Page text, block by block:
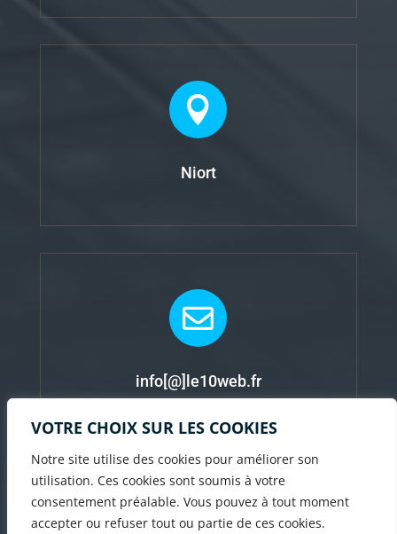
VOTRE CHOIX SUR LES COOKIES
Notre site utilise des cookies pour améliorer son
utilisation. Ces cookies sont soumis à votre
consentement préalable. Vous pouvez à tout moment
accepter ou refuser tout ou partie de ces cookies.

Niort

info[@]le10web.fr
Copyright © 2026 Le 10 Web